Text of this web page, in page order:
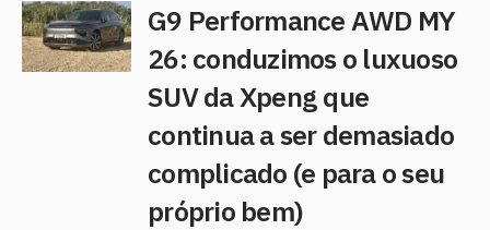
G9 Performance AWD MY
26: conduzimos o luxuoso
SUV da Xpeng que
continua a ser demasiado
complicado (e para o seu
próprio bem)